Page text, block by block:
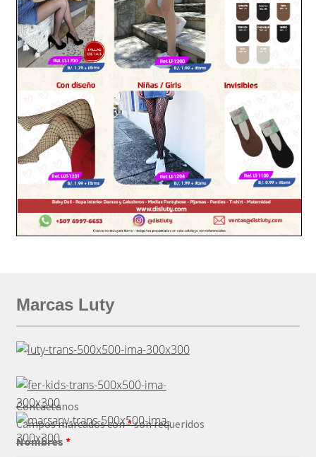
Marcas Luty
Contáctanos
Campos marcados con*son requeridos
Nombres *